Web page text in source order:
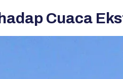
Cuaca